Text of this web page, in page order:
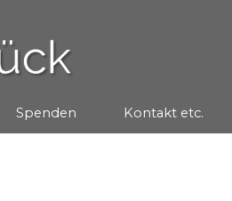
▼
Spenden Kontakt etc.